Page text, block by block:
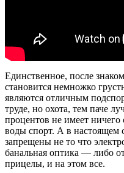
Единственное, после
становится немножко
являются отличным
труде, но охота, тем паче
процентов не имеет
воды спорт. А в настоящем
запрещены не то что
банальная оптика — либо
прицелы, и на этом все.